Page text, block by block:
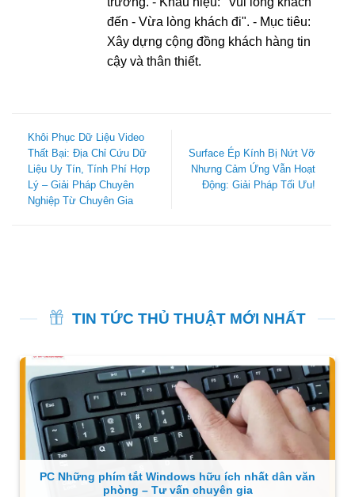
đến - Vừa lòng khách đi". - Mục tiêu:
Xây dựng cộng đồng khách hàng tin
cậy và thân thiết.
Khôi Phục Dữ Liệu Video
Thất Bại: Địa Chỉ Cứu Dữ
Liệu Uy Tín, Tính Phí Hợp
Lý – Giải Pháp Chuyên
Nghiệp Từ Chuyên Gia
Surface Ép Kính Bị Nứt Vỡ
Nhưng Cảm Ứng Vẫn Hoạt
Động: Giải Pháp Tối Ưu!
TIN TỨC THỦ THUẬT MỚI NHẤT
PC Những phím tắt Windows hữu ích nhất dân văn
phòng – Tư vấn chuyên gia